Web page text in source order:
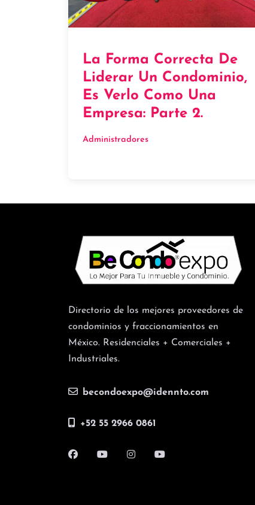
La Forma Correcta De
Liderar Un Condominio,
Es Verlo Como Una
Empresa: Parte 2.
Administradores
Directorio de los mejores proveedores de
condominios y fraccionamientos en
México. Residenciales + Comerciales +
Industriales.
becondoexpo@idennto.com
+52 55 2966 0861